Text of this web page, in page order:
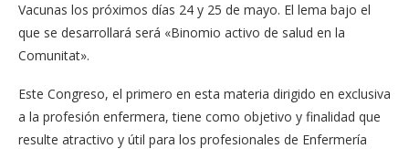
Vacunas los próximos días 24 y 25 de mayo. El lema bajo el
que se desarrollará será «Binomio activo de salud en la
Comunitat».
Este Congreso, el primero en esta materia dirigido en exclusiva
a la profesión enfermera, tiene como objetivo y finalidad que
resulte atractivo y útil para los profesionales de Enfermería